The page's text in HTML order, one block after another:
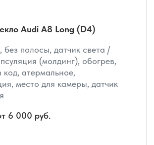
Audi A8 Long (D4)
без полосы, датчик света /
(молдинг), обогрев,
код, атермальное,
место для камеры, датчик
6 000 руб.